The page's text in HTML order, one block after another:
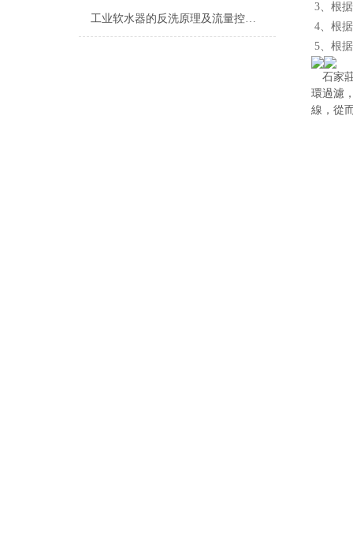
工业软水器的反洗原理及流量控制说明
3、根
4、根
5、根
石家
環過濾
線，從